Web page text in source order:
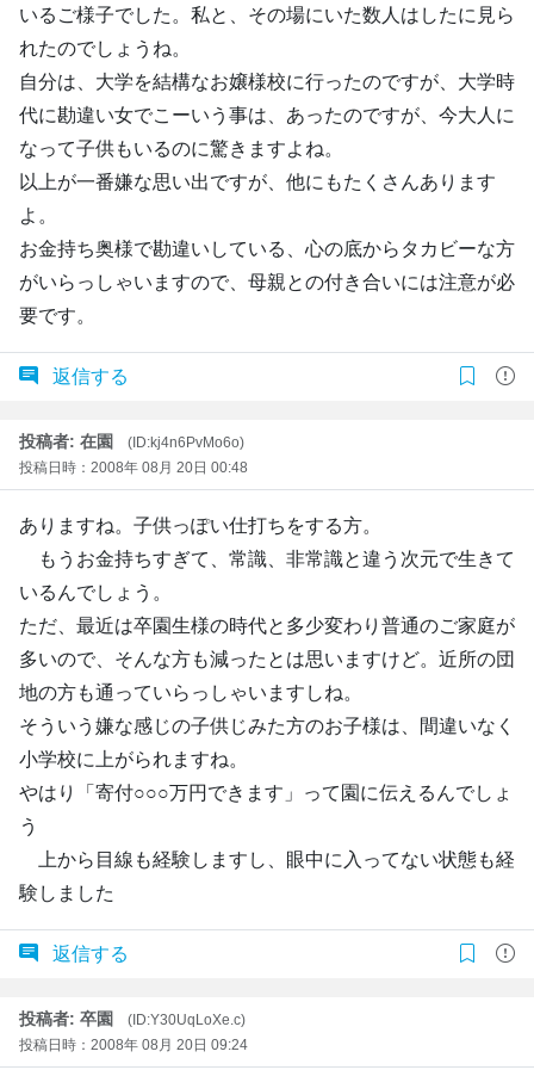
いるご様子でした。私と、その場にいた数人はしたに見ら
れたのでしょうね。
自分は、大学を結構なお嬢様校に行ったのですが、大学時
代に勘違い女でこーいう事は、あったのですが、今大人に
なって子供もいるのに驚きますよね。
以上が一番嫌な思い出ですが、他にもたくさんあります
よ。
お金持ち奥様で勘違いしている、心の底からタカビーな方
がいらっしゃいますので、母親との付き合いには注意が必
要です。
返信する
投稿者: 在園
(ID:kj4n6PvMo6o)
投稿日時：2008年 08月 20日 00:48
ありますね。子供っぽい仕打ちをする方。
もうお金持ちすぎて、常識、非常識と違う次元で生きて
いるんでしょう。
ただ、最近は卒園生様の時代と多少変わり普通のご家庭が
多いので、そんな方も減ったとは思いますけど。近所の団
地の方も通っていらっしゃいますしね。
そういう嫌な感じの子供じみた方のお子様は、間違いなく
小学校に上がられますね。
やはり「寄付○○○万円できます」って園に伝えるんでしょ
う
上から目線も経験しますし、眼中に入ってない状態も経
験しました
返信する
投稿者: 卒園
(ID:Y30UqLoXe.c)
投稿日時：2008年 08月 20日 09:24